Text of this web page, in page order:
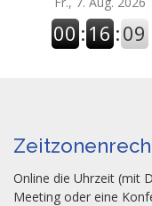
00 :16 :09
Online die Uhrzeit (mit
Meeting oder eine